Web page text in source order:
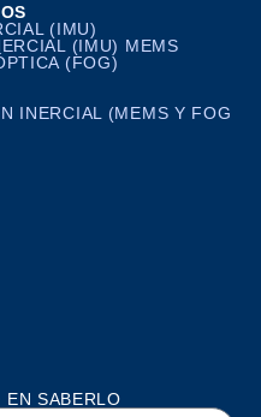
(IMU)
(IMU) MEMS
(FOG)
INERCIAL (MEMS Y FOG
EN SABERLO